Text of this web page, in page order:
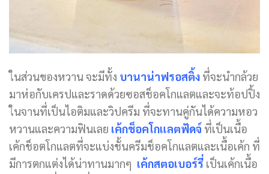
ในส่วนของหวาน จะมีทั้ง บานาน่าฟรอสติ้ง ที่จะนำกล้วย
มาห่อกับเครปและราดด้วยซอสช็อคโกแลตและจะท้อปปิ้ง
ในจานที่เป็นไอติมและวิปครีม ที่จะทานคู่กันได้ความหอว
หวานและความฟินเลย เค้กช็อคโกแลตฟัดจ์ ที่เป็นเนื้อ
เค้กช็อตโกแลตที่จะแบ่งชั้นครีมช็อคโกแลตและเนื้อเค้ก ที่
มีการตกแต่งได้น่าทานมากๆ เค้กสตอเบอร์รี่ เป็นเค้กเนื้อ